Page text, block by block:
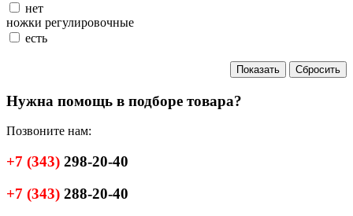
нет
ножки регулировочные
есть
Нужна помощь в подборе товара?
Позвоните нам:
+7 (343) 298-20-40
+7 (343) 288-20-40